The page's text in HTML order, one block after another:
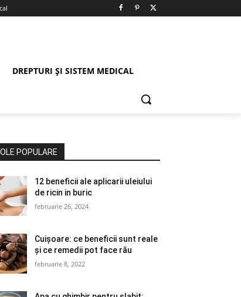
DREPTURI ȘI SISTEM MEDICAL
POPULARE
12 beneficii ale aplicarii uleiului
de ricin in buric
februarie 26, 2024
Cuișoare: ce beneficii sunt reale
și ce remedii pot face rău
februarie 8, 2022